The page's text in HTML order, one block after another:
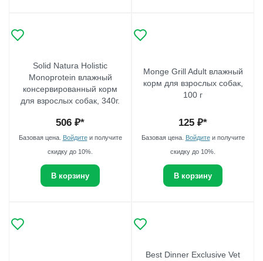
Solid Natura Holistic
Monoprotein влажный
консервированный корм
для взрослых собак, 340г.
506 ₽*
Базовая цена. Войдитеи получите
скидку до 10%.
В корзину
Monge Grill Adult влажный
корм для взрослых собак,
100 г
125 ₽*
Базовая цена. Войдитеи получите
скидку до 10%.
В корзину
Best Dinner Exclusive Vet